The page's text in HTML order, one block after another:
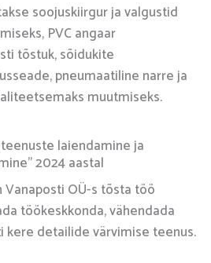
soojuskiirgur ja valgustid
PVC angaar
tõstuk, sõidukite
pneumaatiline narre ja
muutmiseks.
laiendamine ja
2024 aastal
OÜ-s tõsta töö
töökeskkonda, vähendada
kere detailide värvimise teenus.